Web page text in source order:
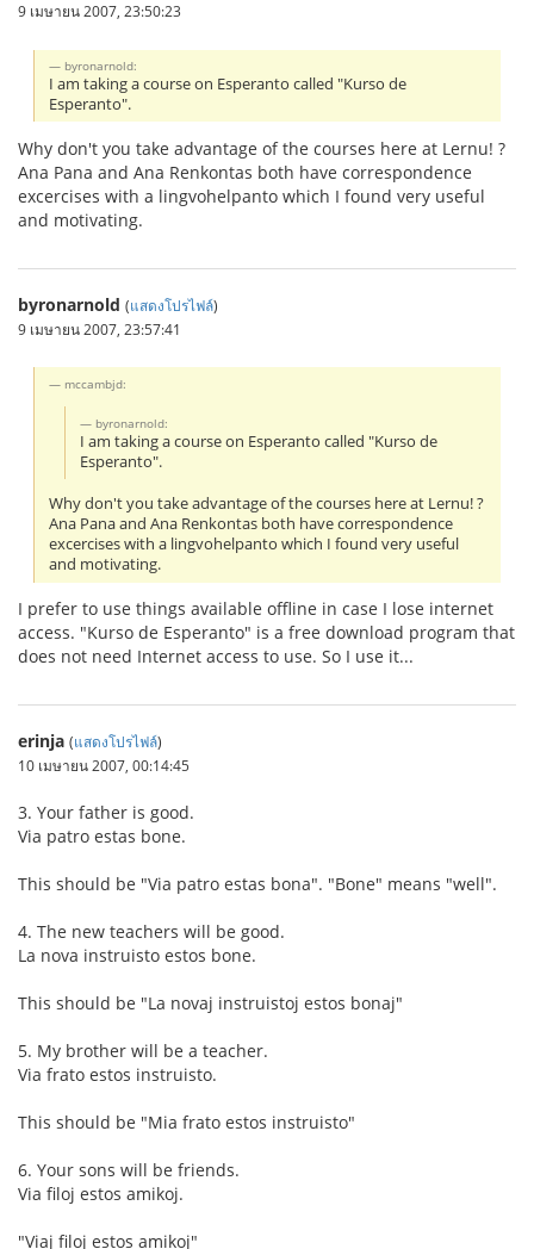
9 เมษายน 2007, 23:50:23
byronarnold:
I am taking a course on Esperanto called "Kurso de
Esperanto".
Why don't you take advantage of the courses here at Lernu! ?
Ana Pana and Ana Renkontas both have correspondence
excercises with a lingvohelpanto which I found very useful
and motivating.
byronarnold (แสดงโปรไฟล์)
9 เมษายน 2007, 23:57:41
mccambjd:
byronarnold:
I am taking a course on Esperanto called "Kurso de
Esperanto".
Why don't you take advantage of the courses here at Lernu! ?
Ana Pana and Ana Renkontas both have correspondence
excercises with a lingvohelpanto which I found very useful
and motivating.
I prefer to use things available offline in case I lose internet
access. "Kurso de Esperanto" is a free download program that
does not need Internet access to use. So I use it...
erinja (แสดงโปรไฟล์)
10 เมษายน 2007, 00:14:45
3. Your father is good.
Via patro estas bone.
This should be "Via patro estas bona". "Bone" means "well".
4. The new teachers will be good.
La nova instruisto estos bone.
This should be "La novaj instruistoj estos bonaj"
5. My brother will be a teacher.
Via frato estos instruisto.
This should be "Mia frato estos instruisto"
6. Your sons will be friends.
Via filoj estos amikoj.
"Viaj filoj estos amikoj"